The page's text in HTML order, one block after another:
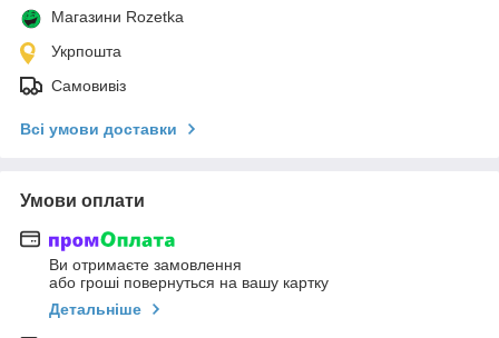
Магазини Rozetka
Укрпошта
Самовивіз
Всі умови доставки
Умови оплати
Ви отримаєте замовлення
або гроші повернуться на вашу картку
Детальніше